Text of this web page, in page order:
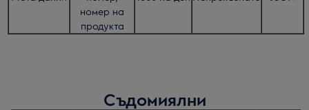
номер на
продукта
Съдомиялни